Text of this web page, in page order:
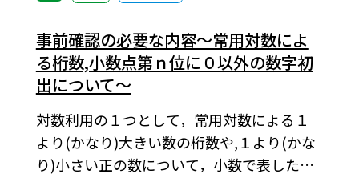
事前確認の必要な内容～常用対数によ
る桁数,小数点第ｎ位に０以外の数字初
出について～
対数利用の１つとして，常用対数による１
より(かなり)大きい数の桁数や,１より(かな
り)小さい正の数について，小数で表したと